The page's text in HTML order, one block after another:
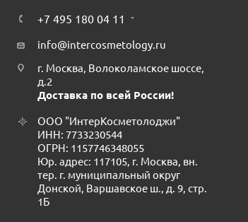
+7 495 180 04 11
info@intercosmetology.ru
г. Москва, Волоколамское шоссе,
д.2
Доставка по всей России!
ООО "ИнтерКосметолоджи"
ИНН: 7733230544
ОГРН: 1157746348055
Юр. адрес: 117105, г. Москва, вн.
тер. г. муниципальный округ
Донской, Варшавское ш., д. 9, стр.
1Б